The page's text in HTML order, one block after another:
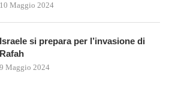
10 Maggio 2024
Israele si prepara per l’invasione di
Rafah
9 Maggio 2024